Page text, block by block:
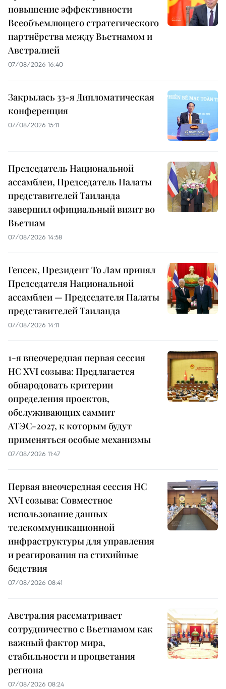
повышение эффективности
Всеобъемлющего стратегического
партнёрства между Вьетнамом и
Австралией
07/08/2026 16:40
Закрылась 33-я Дипломатическая
конференция
07/08/2026 15:11
Председатель Национальной
ассамблеи, Председатель Палаты
представителей Таиланда
завершил официальный визит во
Вьетнам
07/08/2026 14:58
Генсек, Президент То Лам принял
Председателя Национальной
ассамблеи — Председателя Палаты
представителей Таиланда
07/08/2026 14:11
1-я внеочередная первая сессия
НС XVI созыва: Предлагается
обнародовать критерии
определения проектов,
обслуживающих саммит
АТЭС-2027, к которым будут
применяться особые механизмы
07/08/2026 11:47
Первая внеочередная сессия НС
XVI созыва: Совместное
использование данных
телекоммуникационной
инфраструктуры для управления
и реагирования на стихийные
бедствия
07/08/2026 08:41
Австралия рассматривает
сотрудничество с Вьетнамом как
важный фактор мира,
стабильности и процветания
региона
07/08/2026 08:24